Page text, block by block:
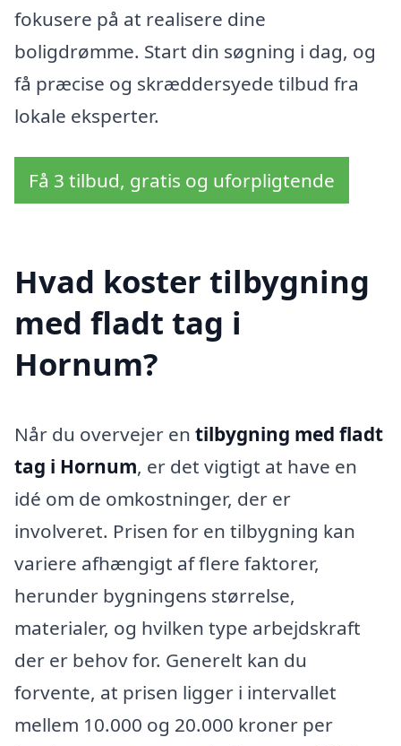
fokusere på at realisere dine
boligdrømme. Start din søgning i dag, og
få præcise og skræddersyede tilbud fra
lokale eksperter.
Få 3 tilbud, gratis og uforpligtende
Hvad koster tilbygning
med fladt tag i
Hornum?
Når du overvejer en tilbygning med fladt
tag i Hornum, er det vigtigt at have en
idé om de omkostninger, der er
involveret. Prisen for en tilbygning kan
variere afhængigt af flere faktorer,
herunder bygningens størrelse,
materialer, og hvilken type arbejdskraft
der er behov for. Generelt kan du
forvente, at prisen ligger i intervallet
mellem 10.000 og 20.000 kroner per